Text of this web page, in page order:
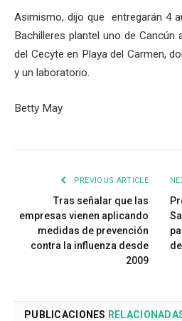
Asimismo, dijo que entregarán 4
Bachilleres plantel uno de Cancún
del Cecyte en Playa del Carmen,
y un laboratorio.
Betty May
PREVIOUS ARTICLE
Tras señalar que las
empresas vienen aplicando
medidas de prevención
contra la influenza desde
2009
PUBLICACIONES